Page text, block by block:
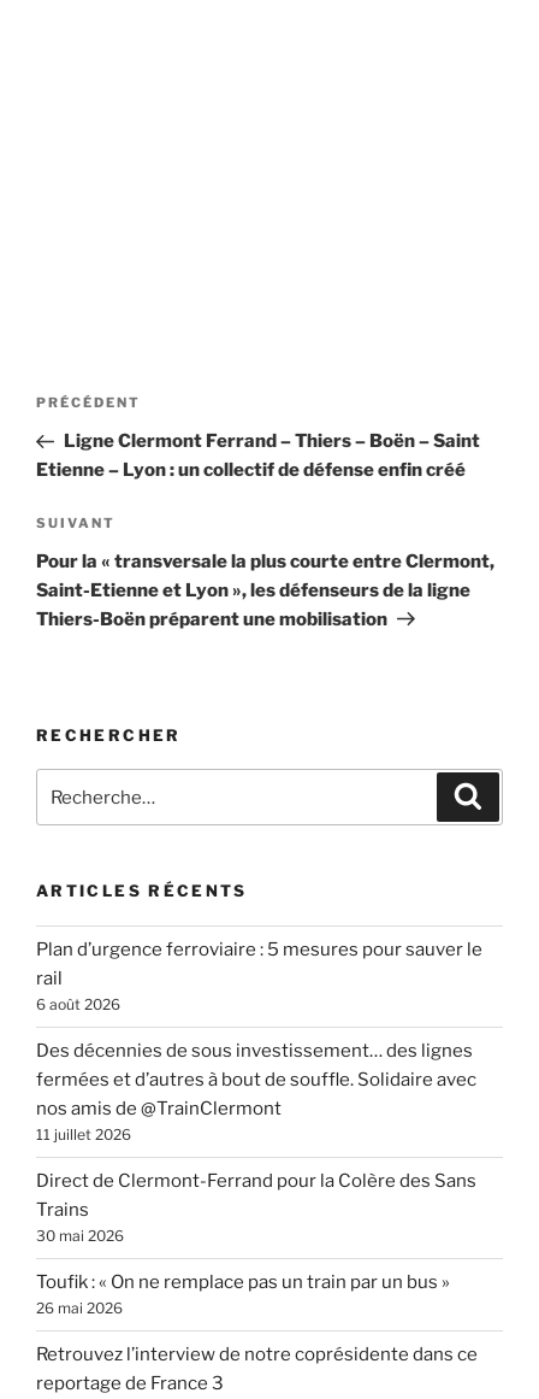
Navigation
l’article
Article
précédent
PRÉCÉDENT
Ligne Clermont Ferrand – Thiers – Boën – Saint
Etienne – Lyon : un collectif de défense enfin créé
Article
suivant
SUIVANT
Pour la « transversale la plus courte entre Clermont,
Saint-Etienne et Lyon », les défenseurs de la ligne
Thiers-Boën préparent une mobilisation
RECHERCHER
pour
ARTICLES RÉCENTS
Plan d’urgence ferroviaire : 5 mesures pour sauver le
rail
6 août 2026
Des décennies de sous investissement… des lignes
fermées et d’autres à bout de souffle. Solidaire avec
nos amis de @TrainClermont
11 juillet 2026
Direct de Clermont-Ferrand pour la Colère des Sans
Trains
30 mai 2026
Toufik : « On ne remplace pas un train par un bus »
26 mai 2026
Retrouvez l’interview de notre coprésidente dans ce
reportage de France 3